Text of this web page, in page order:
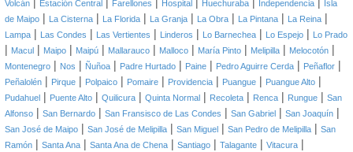
Volcán
Estación Central Farellones Hospital Huechuraba Independencia
Isla
de Maipo | La Cisterna | La Florida | La Granja | La Obra | La Pintana | La Reina |
Lampa | Las Condes | Las Vertientes | Linderos | Lo Barnechea | Lo Espejo | Lo Prado
| Macul | Maipo | Maipú | Mallarauco | Malloco | María Pinto | Melipilla | Melocotón |
Montenegro | Nos | Ñuñoa | Padre Hurtado | Paine | Pedro Aguirre Cerda | Peñaflor |
Peñalolén | Pirque | Polpaico | Pomaire | Providencia | Puangue | Puangue Alto |
Pudahuel | Puente Alto | Quilicura | Quinta Normal | Recoleta | Renca | Rungue | San
Alfonso | San Bernardo | San Fransisco de Las Condes | San Gabriel | San Joaquín |
San José de Maipo | San José de Melipilla | San Miguel | San Pedro de Melipilla | San
Ramón | Santa Ana | Santa Ana de Chena | Santiago | Talagante | Vitacura |